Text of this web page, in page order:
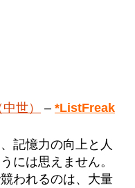
世） – *ListFreak
記憶力の向上と人
には思えません。
われるのは、大量